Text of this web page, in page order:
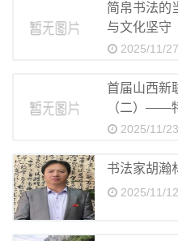
简帛书法的
与文化坚守
2025/11/27
首届山西新
（二）——
2025/11/23
书法家胡瀚
2025/11/12